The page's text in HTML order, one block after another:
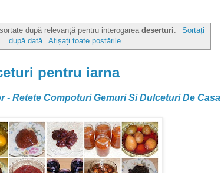
după relevanță pentru interogareadeserturi.
Sortați
după dată
Afișați toate postările
pentru iarna
- Retete Compoturi Gemuri Si Dulceturi De Casa